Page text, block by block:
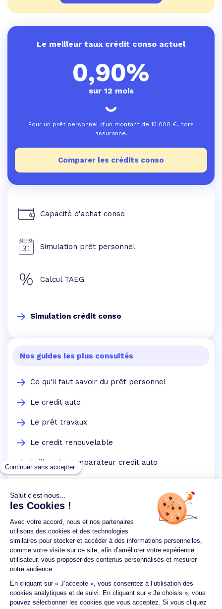
Le meilleur taux crédit conso actuel
0,90%
sur 12 mois
Pour un prêt personnel d'un montant de 15 000 €, hors
assurance.
Comparer les crédits conso
Capacité d'achat conso
Simulation prêt personnel
Calcul TAEG
Simulation crédit conso
Nos guides les plus consultés
Ce qu'il faut savoir du prêt personnel
Le credit auto
Le prêt travaux
Le credit renouvelable
Utilisez le comparateur credit auto
Un crédit vous engage et doit être remboursé.
Vérifiez vos capacités de remboursement avant de
vous engager.
Aucun versement, de quelque nature que ce soit, ne
peut être exigé d'un particulier avant l'obtention
d'un ou plusieurs prêts d'argent.